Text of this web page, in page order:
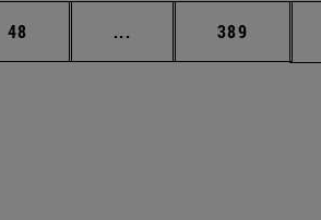
Página
48 ... Páginas intermedias
Página
389